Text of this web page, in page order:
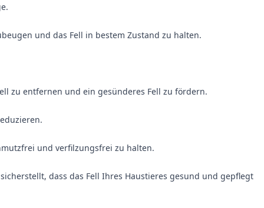
und das Fell in bestem Zustand zu halten.
zu entfernen und ein gesünderes Fell zu fördern.
und verfilzungsfrei zu halten.
dass das Fell Ihres Haustieres gesund und gepflegt